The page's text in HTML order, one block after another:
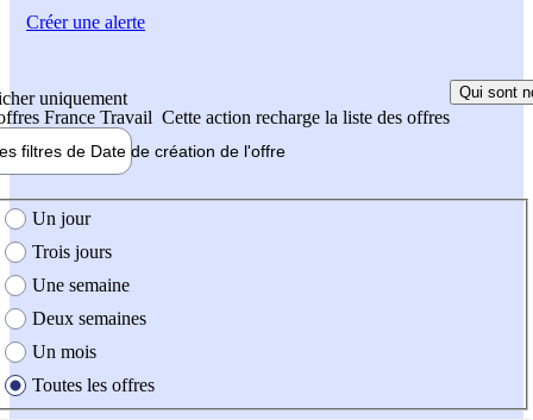
uniquement
France Travail Cette action recharge la liste des offres
Qui sont
filtres de Date de création de l'offre
création de l'offre
Un jour
Trois jours
Une semaine
Deux semaines
Un mois
Toutes les offres
Créer une alerte